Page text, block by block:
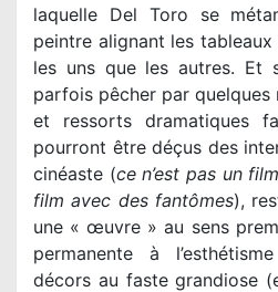
laquelle Del Toro se
peintre alignant les
les uns que les autres. Et
parfois pêcher par quelques
et ressorts dramatiques
pourront être déçus des
cinéaste (ce n’est pas un
film avec des fantômes),
une « œuvre » au sens
permanente à
décors au faste grandiose